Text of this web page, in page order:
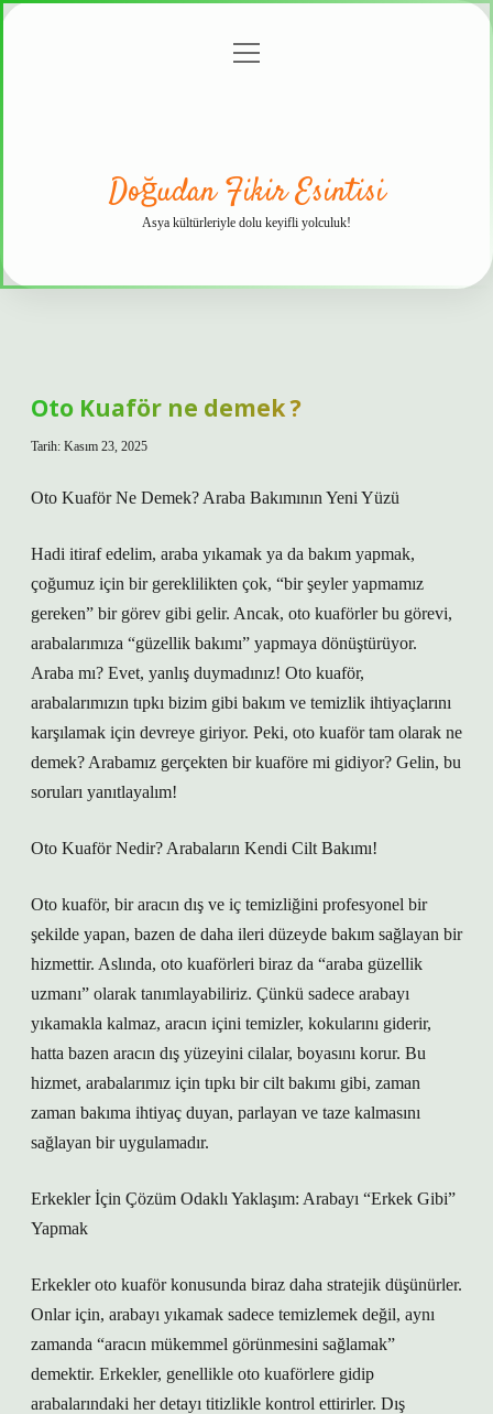
menüyü
Doğudan Fikir Esintisi
Asya kültürleriyle dolu keyifli yolculuk!
Oto Kuaför ne demek ?
Tarih: Kasım 23, 2025
Oto Kuaför Ne Demek? Araba Bakımının Yeni Yüzü
Hadi itiraf edelim, araba yıkamak ya da bakım yapmak,
çoğumuz için bir gereklilikten çok, “bir şeyler yapmamız
gereken” bir görev gibi gelir. Ancak, oto kuaförler bu görevi,
arabalarımıza “güzellik bakımı” yapmaya dönüştürüyor.
Araba mı? Evet, yanlış duymadınız! Oto kuaför,
arabalarımızın tıpkı bizim gibi bakım ve temizlik ihtiyaçlarını
karşılamak için devreye giriyor. Peki, oto kuaför tam olarak ne
demek? Arabamız gerçekten bir kuaföre mi gidiyor? Gelin, bu
soruları yanıtlayalım!
Oto Kuaför Nedir? Arabaların Kendi Cilt Bakımı!
Oto kuaför, bir aracın dış ve iç temizliğini profesyonel bir
şekilde yapan, bazen de daha ileri düzeyde bakım sağlayan bir
hizmettir. Aslında, oto kuaförleri biraz da “araba güzellik
uzmanı” olarak tanımlayabiliriz. Çünkü sadece arabayı
yıkamakla kalmaz, aracın içini temizler, kokularını giderir,
hatta bazen aracın dış yüzeyini cilalar, boyasını korur. Bu
hizmet, arabalarımız için tıpkı bir cilt bakımı gibi, zaman
zaman bakıma ihtiyaç duyan, parlayan ve taze kalmasını
sağlayan bir uygulamadır.
Erkekler İçin Çözüm Odaklı Yaklaşım: Arabayı “Erkek Gibi”
Yapmak
Erkekler oto kuaför konusunda biraz daha stratejik düşünürler.
Onlar için, arabayı yıkamak sadece temizlemek değil, aynı
zamanda “aracın mükemmel görünmesini sağlamak”
demektir. Erkekler, genellikle oto kuaförlere gidip
arabalarındaki her detayı titizlikle kontrol ettirirler. Dış